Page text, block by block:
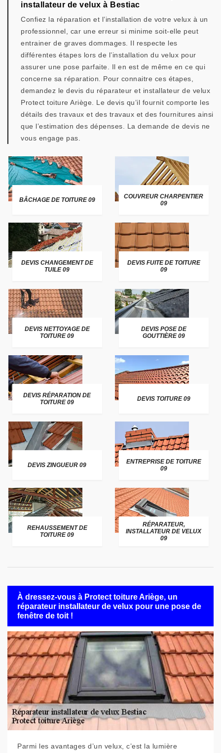
installateur de velux à Bestiac
Confiez la réparation et l’installation de votre velux à un
professionnel, car une erreur si minime soit-elle peut
entrainer de graves dommages. Il respecte les
différentes étapes lors de l’installation du velux pour
assurer une pose parfaite. Il en est de même en ce qui
concerne sa réparation. Pour connaitre ces étapes,
demandez le devis du réparateur et installateur de velux
Protect toiture Ariège. Le devis qu’il fournit comporte les
détails des travaux et des travaux et des fournitures ainsi
que l’estimation des dépenses. La demande de devis ne
vous engage pas.
BÂCHAGE DE TOITURE 09
COUVREUR CHARPENTIER
09
DEVIS CHANGEMENT DE
TUILE 09
DEVIS FUITE DE TOITURE
09
DEVIS NETTOYAGE DE
TOITURE 09
DEVIS POSE DE
GOUTTIÈRE 09
DEVIS RÉPARATION DE
TOITURE 09
DEVIS TOITURE 09
DEVIS ZINGUEUR 09
ENTREPRISE DE TOITURE
09
REHAUSSEMENT DE
TOITURE 09
RÉPARATEUR,
INSTALLATEUR DE VELUX
09
À dressez-vous à Protect toiture Ariège, un
réparateur installateur de velux pour une pose de
fenêtre de toit !
Parmi les avantages d’un velux, c’est la lumière